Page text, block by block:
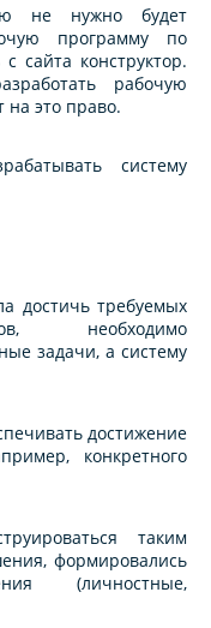
не нужно будет
программу по
сайта конструктор.
рабочую
на это право.
систему
достичь требуемых
необходимо
задачи, а систему
достижение
конкретного
таким
формировались
(личностные,